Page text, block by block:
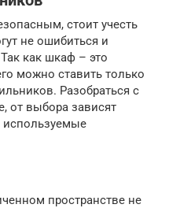
стоит учесть
не ошибиться и
как шкаф – это
можно ставить только
Разобраться с
от выбора зависят
используемые
пространстве не